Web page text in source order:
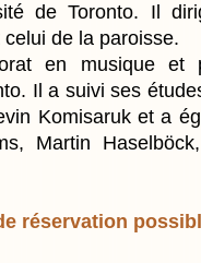
de Toronto. Il
de la paroisse.
en musique et
Il a suivi ses
Komisaruk et a
Martin
réservation